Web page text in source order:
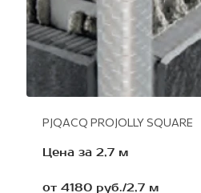
PJQACQ PROJOLLY SQUARE
Цена за 2,7 м
от 4180 руб./2,7 м